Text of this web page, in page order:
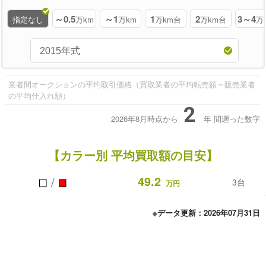
指定なし ～0.5万km ～1万km 1万km台 2万km台 3～4万
業者間オークションの平均取引価格（買取業者の平均転売額＝販売業者
の平均仕入れ額）
2026年8月時点から 2 年 間遡った数字
【カラー別 平均買取額の目安】
■ / ■ 49.2 万円 3台
※データ更新：2026年07月31日